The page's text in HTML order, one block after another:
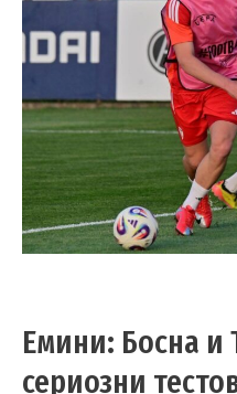
Емини: Босна и
сериозни